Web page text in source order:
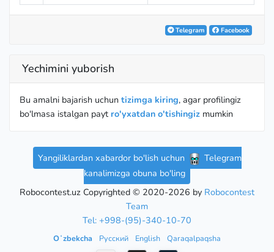
Telegram Facebook
Yechimini yuborish
Bu amalni bajarish uchun tizimga kiring, agar profilingiz
bo'lmasa istalgan payt ro'yxatdan o'tishingiz mumkin
Yangiliklardan xabardor bo'lish uchun
Telegram
kanalimizga obuna bo'ling
Robocontest.uz Copyrighted © 2020-2026 by Robocontest
Team
Tel: +998-(95)-340-10-70
Oʻzbekcha Русский English Qaraqalpaqsha